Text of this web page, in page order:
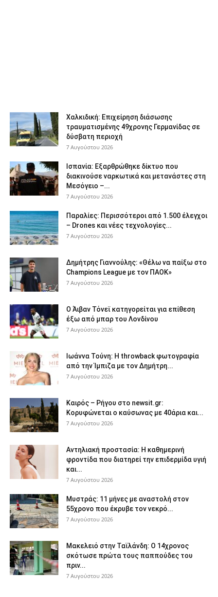
Χαλκιδική: Επιχείρηση διάσωσης
τραυματισμένης 49χρονης Γερμανίδας σε
δύσβατη περιοχή
7 Αυγούστου 2026
Ισπανία: Εξαρθρώθηκε δίκτυο που
διακινούσε ναρκωτικά και μετανάστες στη
Μεσόγειο –...
7 Αυγούστου 2026
Παραλίες: Περισσότεροι από 1.500 έλεγχοι
– Drones και νέες τεχνολογίες...
7 Αυγούστου 2026
Δημήτρης Γιαννούλης: «Θέλω να παίξω στο
Champions League με τον ΠΑΟΚ»
7 Αυγούστου 2026
Ο Άιβαν Τόνεϊ κατηγορείται για επίθεση
έξω από μπαρ του Λονδίνου
7 Αυγούστου 2026
Ιωάννα Τούνη: Η throwback φωτογραφία
από την Ίμπιζα με τον Δημήτρη...
7 Αυγούστου 2026
Καιρός – Ρήγου στο newsit.gr:
Κορυφώνεται ο καύσωνας με 40άρια και...
7 Αυγούστου 2026
Αντηλιακή προστασία: Η καθημερινή
φροντίδα που διατηρεί την επιδερμίδα υγιή
και...
7 Αυγούστου 2026
Μυστράς: 11 μήνες με αναστολή στον
55χρονο που έκρυβε τον νεκρό...
7 Αυγούστου 2026
Μακελειό στην Ταϊλάνδη: Ο 14χρονος
σκότωσε πρώτα τους παππούδες του
πριν...
7 Αυγούστου 2026